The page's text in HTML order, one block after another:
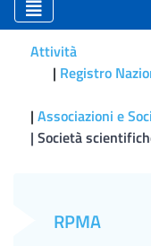
Attività
Registro
Associazioni e
Società
RPMA